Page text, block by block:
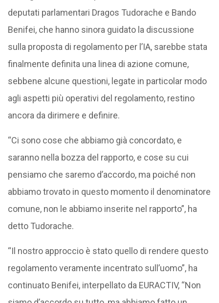
deputati parlamentari Dragos Tudorache e Bando
Benifei, che hanno sinora guidato la discussione
sulla proposta di regolamento per l’IA, sarebbe stata
finalmente definita una linea di azione comune,
sebbene alcune questioni, legate in particolar modo
agli aspetti più operativi del regolamento, restino
ancora da dirimere e definire.
“Ci sono cose che abbiamo già concordato, e
saranno nella bozza del rapporto, e cose su cui
pensiamo che saremo d’accordo, ma poiché non
abbiamo trovato in questo momento il denominatore
comune, non le abbiamo inserite nel rapporto”, ha
detto Tudorache.
“Il nostro approccio è stato quello di rendere questo
regolamento veramente incentrato sull’uomo”, ha
continuato Benifei, interpellato da EURACTIV, “Non